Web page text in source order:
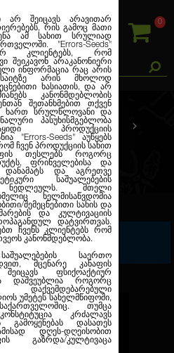
0
არ შეიცავს არავითარ
რის გამოც მათი
ამ სახით სრულიად
"Errors-Seeds"
კლიენტებს, რომ
შეიკავონ არაკანონიერი
ინფორმაცია რაც არის
არის მხოლოდ
ხასიათის, და არ
კანონმდებლობის
შეთანხმებით თქვენ
ხართ სრულწლოვანი და
პასუხისმგებლობა
პროდუქციის
"Errors-Seeds" აუწყებს
ჩვენ პროდუქციის სახით
თესლებს როგორც
ფრინველებისა და
დანამატს და აგრეთვე
საშუალებების
ნედლეულს. მთელი
ხელმისაწვდომია
შემეცნებითი სახის და
და კულტივაციის
დატვირთვას.
ჩვენს კლიენტებს რომ
კანონმდებლობა.
საერთო
მცენარე კანაფის
ფსიქოაქტიურ
დაშვეუბლია როგორც
დაქვემდებარებული
უმეტეს სახელმწიფოში,
თუმცა
კრძალავს
გამოყენებას დასათეს
დღეს-დღეისობით
გაზრდა/კულტივაცა
ფემინიზირებული